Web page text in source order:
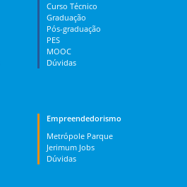
Curso Técnico
Graduação
Pós-graduação
PES
MOOC
Dúvidas
Empreendedorismo
Metrópole Parque
Jerimum Jobs
Dúvidas